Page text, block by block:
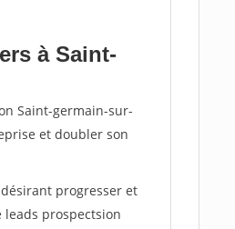
à Saint-
Saint-germain-sur-
et doubler son
progresser et
prospectsion